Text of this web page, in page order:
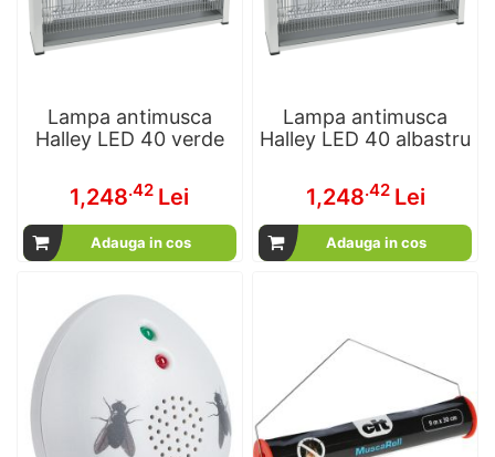
Lampa antimusca
Halley LED 40 verde
1,248.42 Lei
Adauga in cos
Lampa antimusca
Halley LED 40 albastru
1,248.42 Lei
Adauga in cos